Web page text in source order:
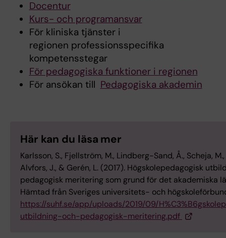
Docentur
Kurs- och programansvar
För kliniska tjänster i
regionen professionsspecifika
kompetensstegar
För pedagogiska funktioner i regionen
För ansökan till Pedagogiska akademin
Här kan du läsa mer
Karlsson, S., Fjellström, M., Lindberg-Sand, Å., Scheja, M.,
Alvfors, J., & Gerén, L. (2017). Högskolepedagogisk
pedagogisk meritering som grund för det akademiska
Hämtad från Sveriges universitets- och
https://suhf.se/app/uploads/2019/09/
utbildning-och-pedagogisk-meritering.pdf